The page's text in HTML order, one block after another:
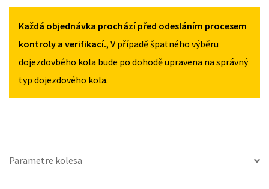
BEETLE
OD
2011
MNOŽSTVÍ
Každá objednávka prochází před odesláním procesem
kontroly a verifikací., V případě špatného výběru
dojezdovbého kola bude po dohodě upravena na správný
typ dojezdového kola.
Parametre kolesa